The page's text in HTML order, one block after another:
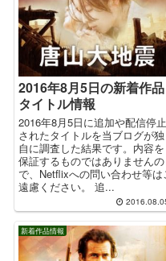
2016年8月5日の新着作品
タイトル情報
2016年8月5日に追加や配信停止
されたタイトルを当ブログが独
自に調査した結果です。内容を
保証するものではありませんの
で、Netflixへの問い合わせ等は
遠慮ください。 追...
新着作品情報